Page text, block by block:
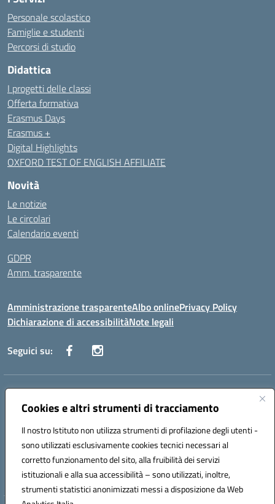
Cookies e altri strumenti di tracciamento
Il nostro Istituto non utilizza strumenti di profilazione degli utenti -
sono utilizzati esclusivamente cookies tecnici necessari al
corretto funzionamento del sito, alla fruibilità dei servizi
istituzionali e alla sua accessibilità – sono utilizzati, inoltre,
strumenti statistici anonimizzati messi a disposizione da Web
Personale scolastico
Famiglie e studenti
Percorsi di studio
Didattica
I progetti delle classi
Offerta formativa
Erasmus Days
Erasmus +
Digital Highlights
OXFORD TEST OF ENGLISH AFFILIATE
Novità
Le notizie
Le circolari
Calendario eventi
GDPR
Amm. trasparente
Amministrazione trasparenteAlbo onlinePrivacy Policy
Dichiarazione di accessibilitàNote legali
Seguici su:
Indirizzo:
Centralino:+39 080 2446680 Email:baic882008@istruzione.it
Codice fiscale: 80023470729
Codice meccanografico:
BAIC882008
Codice unico di fatturazione (CUF): UFEUNT